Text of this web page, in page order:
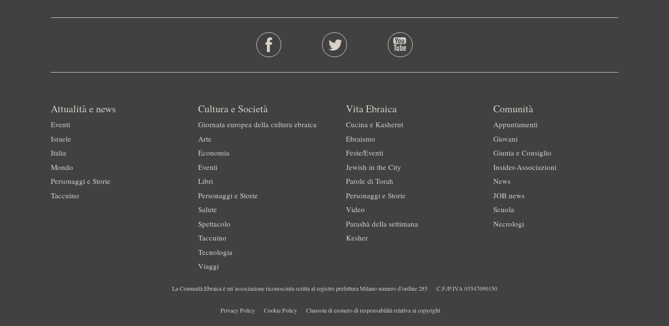
Attualità e news
Eventi
Israele
Italia
Mondo
Personaggi e Storie
Taccuino
Cultura e Società
Giornata europea della cultura ebraica
Arte
Economia
Eventi
Libri
Personaggi e Storie
Salute
Spettacolo
Taccuino
Tecnologia
Viaggi
Vita Ebraica
Cucina e Kasherut
Ebraismo
Feste/Eventi
Jewish in the City
Parole di Torah
Personaggi e Storie
Video
Parashà della settimana
Kesher
Comunità
Appuntamenti
Giovani
Giunta e Consiglio
Insider-Associazioni
News
JOB news
Scuola
Necrologi
La Comunità Ebraica è un’associazione riconosciuta scritta al registro prefettura Milano numero d’ordine 285 C.F./P.IVA 03547690150
Privacy Policy Cookie Policy Clausola di esonero di responsabilità relativa ai copyright